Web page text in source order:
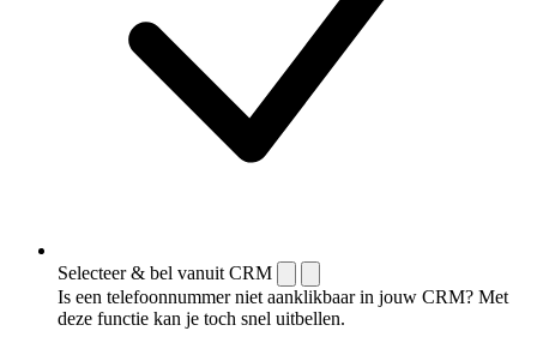
Selecteer & bel vanuit CRM
Is een telefoonnummer niet aanklikbaar in jouw CRM? Met
deze functie kan je toch snel uitbellen.